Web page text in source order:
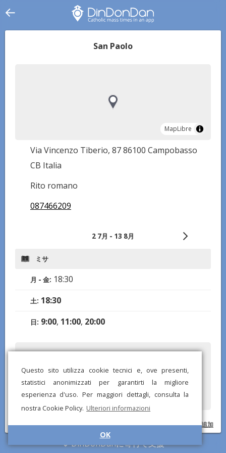
Questo sito utilizza cookie tecnici e, ove presenti,
statistici anonimizzati per garantirti la migliore
esperienza d'uso. Per maggiori dettagli, consulta la
nostra Cookie Policy. Ulteriori informazioni
OK
San Paolo
MapLibre
MapLibre
Via Vincenzo Tiberio, 87 86100 Campobasso
CB Italia
Rito romano
087466209
2 7月 - 13 8月
ミサ
月 - 金: 18:30
土: 18:30
日: 9:00, 11:00, 20:00
© DinDonDanアプリ 2026 –プライバシーポリシー–ウェブサイトに追加
DinDonDanに寄付で支援